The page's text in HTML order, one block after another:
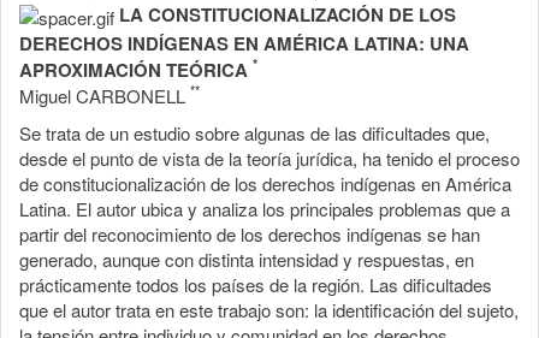
LA CONSTITUCIONALIZACIÓN DE LOS
DERECHOS INDÍGENAS EN AMÉRICA LATINA: UNA
APROXIMACIÓN TEÓRICA *
Miguel CARBONELL **
Se trata de un estudio sobre algunas de las dificultades que,
desde el punto de vista de la teoría jurídica, ha tenido el proceso
de constitucionalización de los derechos indígenas en América
Latina. El autor ubica y analiza los principales problemas que a
partir del reconocimiento de los derechos indígenas se han
generado, aunque con distinta intensidad y respuestas, en
prácticamente todos los países de la región. Las dificultades
que el autor trata en este trabajo son: la identificación del sujeto,